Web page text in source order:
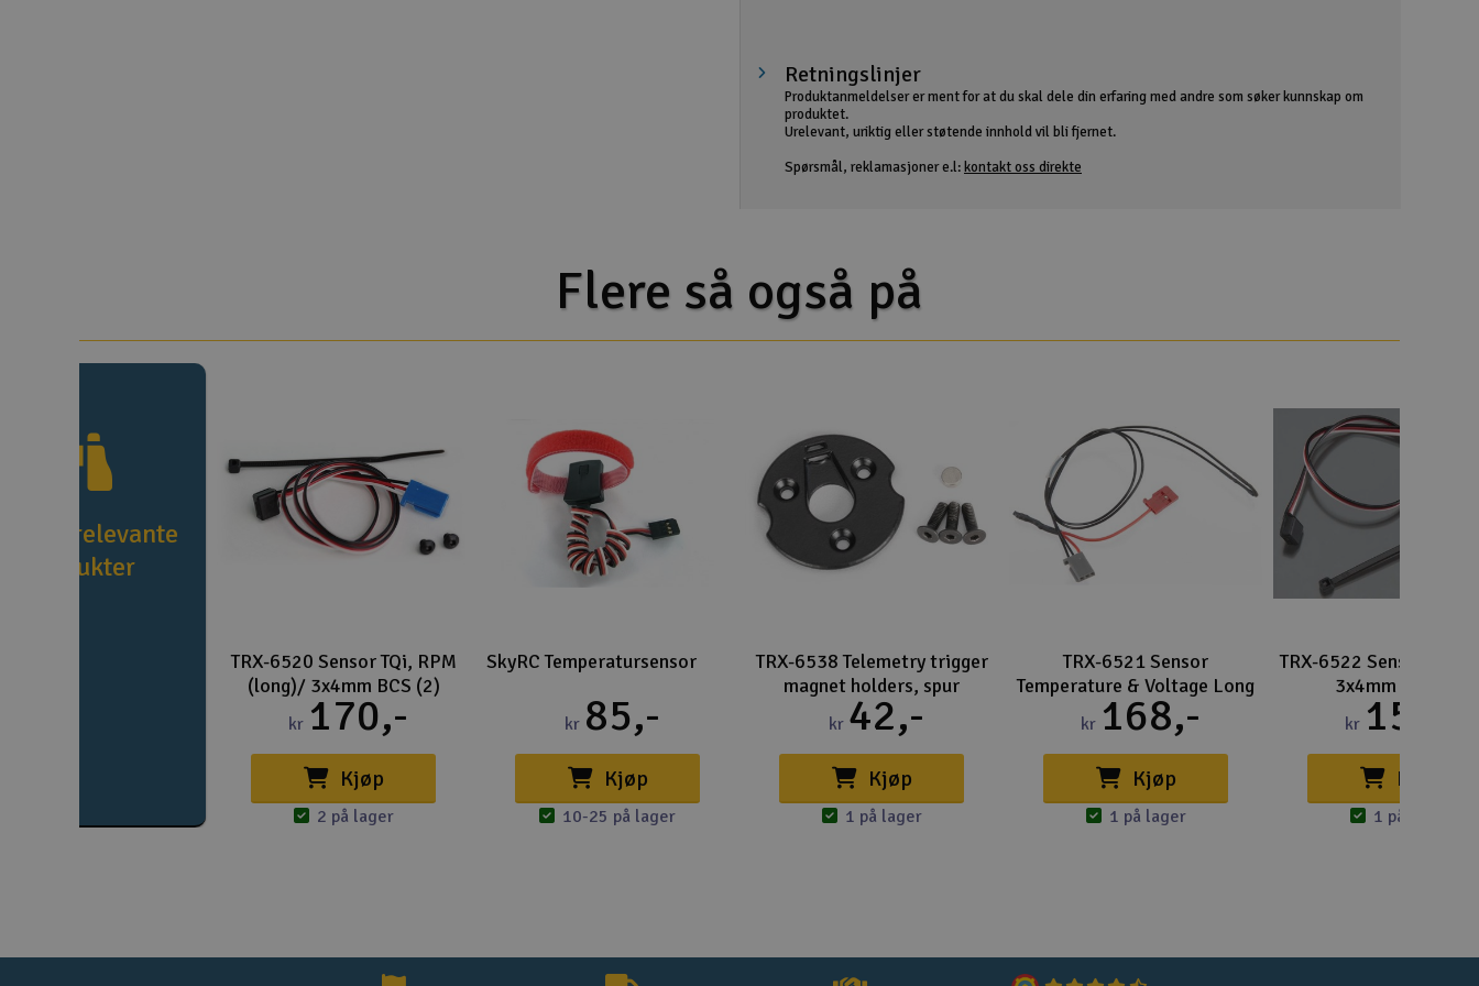
Retningslinjer
Produktanmeldelser er ment for at du skal dele din erfaring med andre som søker kunnskap om
produktet.
Urelevant, uriktig eller støtende innhold vil bli fjernet.
Spørsmål, reklamasjoner e.l: kontakt oss direkte
Flere så også på
flere relevante
produkter
TRX-6520 Sensor TQi, RPM
(long)/ 3x4mm BCS (2)
kr 170,-
Kjøp
2 på lager
SkyRC Temperatursensor
kr 85,-
Kjøp
10-25 på lager
TRX-6538 Telemetry trigger
magnet holders, spur
kr 42,-
Kjøp
1 på lager
TRX-6521 Sensor
Temperature & Voltage Long
kr 168,-
Kjøp
1 på lager
TRX-6522 Sensor RPM
3x4mm BCS (2)
kr 155,-
Kjøp
1 på lager